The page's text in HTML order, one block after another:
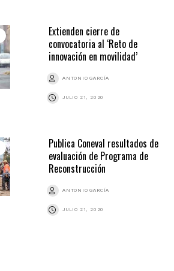
Extienden cierre de
convocatoria al ‘Reto de
innovación en movilidad’
ANTONIO GARCÍA
JULIO 21, 2020
Publica Coneval resultados de
evaluación de Programa de
Reconstrucción
ANTONIO GARCÍA
JULIO 21, 2020